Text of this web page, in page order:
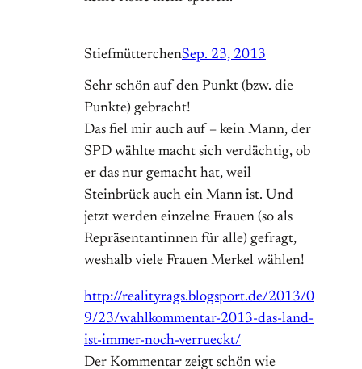
StiefmütterchenSep. 23, 2013
Sehr schön auf den Punkt (bzw. die
Punkte) gebracht!
Das fiel mir auch auf – kein Mann, der
SPD wählte macht sich verdächtig, ob
er das nur gemacht hat, weil
Steinbrück auch ein Mann ist. Und
jetzt werden einzelne Frauen (so als
Repräsentantinnen für alle) gefragt,
weshalb viele Frauen Merkel wählen!
http://realityrags.blogsport.de/2013/0
9/23/wahlkommentar-2013-das-land-
ist-immer-noch-verrueckt/
Der Kommentar zeigt schön wie